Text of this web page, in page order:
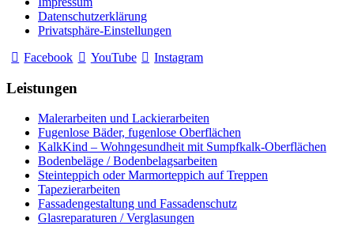
Datenschutzerklärung
Privatsphäre-Einstellungen
Facebook
YouTube Instagram
Leistungen
Malerarbeiten und Lackierarbeiten
Fugenlose Bäder, fugenlose Oberflächen
KalkKind – Wohngesundheit mit Sumpfkalk-Oberflächen
Bodenbeläge / Bodenbelagsarbeiten
Steinteppich oder Marmorteppich auf Treppen
Tapezierarbeiten
Fassadengestaltung und Fassadenschutz
Glasreparaturen / Verglasungen